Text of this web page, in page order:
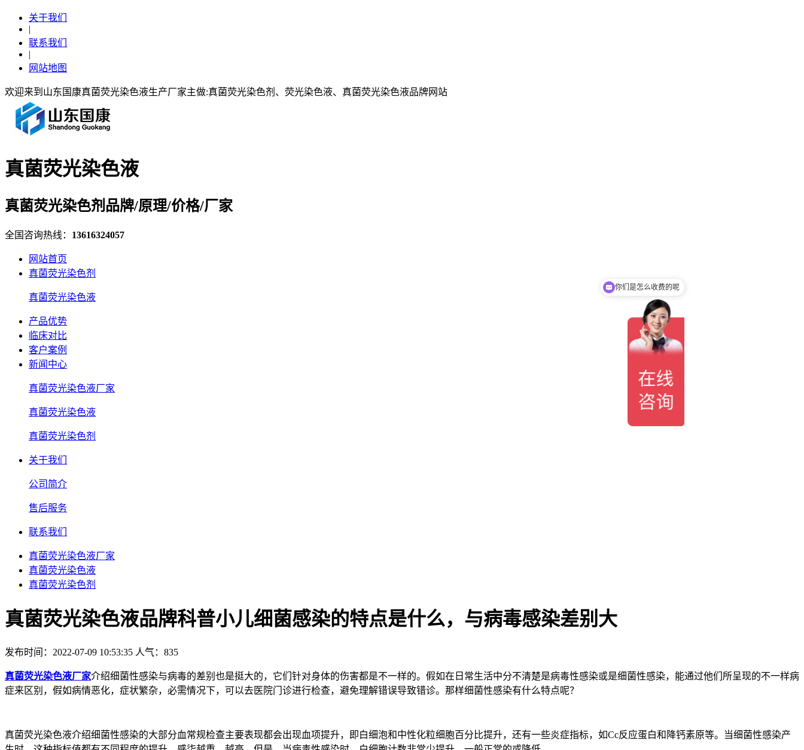
关于我们
|
联系我们
|
网站地图
欢迎来到山东国康真菌荧光染色液生产厂家主做:真菌荧光染色剂、荧光染色液、真菌荧光染色液品牌网站
真菌荧光染色液
真菌荧光染色剂品牌/原理/价格/厂家
全国咨询热线： 13616324057
网站首页
真菌荧光染色剂
真菌荧光染色液
产品优势
临床对比
客户案例
新闻中心
真菌荧光染色液厂家
真菌荧光染色液
真菌荧光染色剂
关于我们
公司简介
售后服务
联系我们
真菌荧光染色液厂家
真菌荧光染色液
真菌荧光染色剂
真菌荧光染色液品牌科普小儿细菌感染的特点是什么，与病毒感染差别大
发布时间：2022-07-09 10:53:35 人气： 835
真菌荧光染色液厂家介绍细菌性感染与病毒的差别也是挺大的，它们针对身体的伤害都是不一样的。假如在日常生活中分不清楚是病毒性感染或是细菌性感染，能通过他们所呈现的不一样病
症来区别，假如病情恶化，症状繁杂，必需情况下，可以去医院门诊进行检查，避免理解错误导致错诊。那样细菌性感染有什么特点呢？
真菌荧光染色液介绍细菌性感染的大部分血常规检查主要表现都会出现血项提升，即白细泡和中性化粒细胞百分比提升，还有一些炎症指标，如Cc反应蛋白和降钙素原等。当细菌性感染产
现在有优惠活动吗